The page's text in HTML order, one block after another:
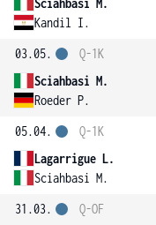
Kandil I.
03.05.
Sciahbasi M.
Roeder P.
Q-1K
05.04.
Lagarrigue L.
Sciahbasi M.
Q-1K
31.03.
Q-OF